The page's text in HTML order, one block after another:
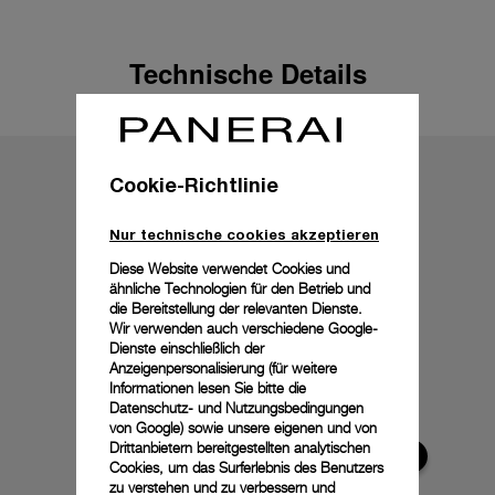
Technische Details
Cookie-Richtlinie
Nur technische cookies akzeptieren
Diese Website verwendet Cookies und
ähnliche Technologien für den Betrieb und
die Bereitstellung der relevanten Dienste.
Wir verwenden auch verschiedene Google-
Dienste einschließlich der
Anzeigenpersonalisierung (für weitere
Informationen lesen Sie bitte die
Datenschutz- und Nutzungsbedingungen
von Google) sowie unsere eigenen und von
Drittanbietern bereitgestellten analytischen
Cookies, um das Surferlebnis des Benutzers
zu verstehen und zu verbessern und